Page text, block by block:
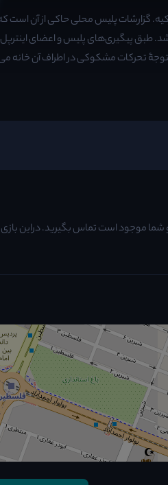
طبق پیگیری‌های پلیس و اعضای
تحرکات مشکوکی در اطراف آن
شما موجود است تماس بگیرید. دراین